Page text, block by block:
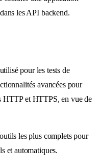
les API backend.
pour les tests de
avancées pour
HTTP et HTTPS, en vue de
les plus complets pour
et automatiques.